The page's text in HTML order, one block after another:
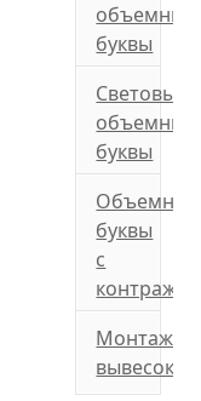
объемные
буквы
Световые
объемные
буквы
Объемные
буквы
с
Монтаж
вывесок